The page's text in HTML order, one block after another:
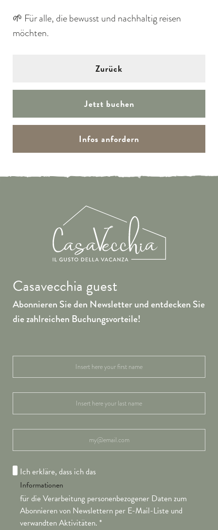
🌱 Für alle, die bewusst und nachhaltig reisen
möchten.
Zurück
Jetzt buchen
Infos anfordern
Casavecchia guest
Abonnieren Sie den Newsletter und entdecken Sie
die zahlreichen Buchungsvorteile!
Ich erkläre, dass ich das
Informationen
für die Verarbeitung personenbezogener Daten zum
Abonnieren von Newslettern per E-Mail-Liste und
verwandten Aktivitäten.*